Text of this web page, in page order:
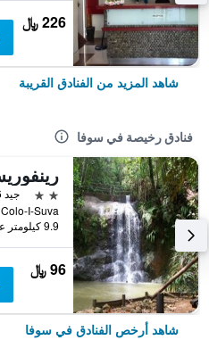
226 ﷼
شاهد المزيد من الفنادق القريبة
فنادق رخيصة في سوفا
2 نجمتين
جيد 7.6
9.9 كيلومتر عن وسط المدينة
96 ﷼
شاهد أرخص الفنادق في سوفا